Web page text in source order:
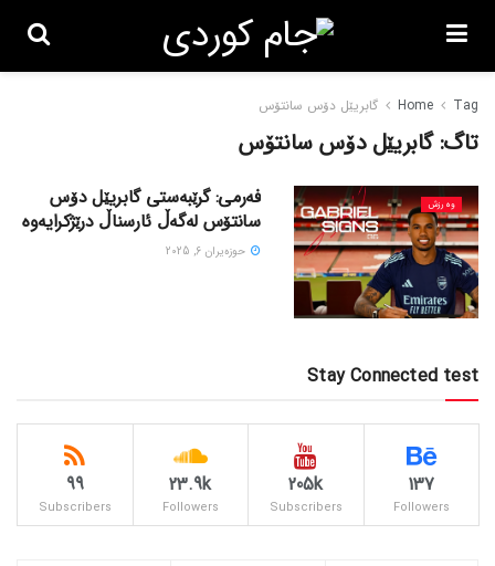
Home Tag گابریێل دۆس سانتۆس
تاگ:گابریێل دۆس سانتۆس
وەرزش
فەرمی: گرێبەستی گابریێل دۆس
سانتۆس لەگەڵ ئارسناڵ درێژکرایەوە
حوزه‌یران 6, 2025
Stay Connected test
137
Followers
205k
Subscribers
23.9k
Followers
99
Subscribers